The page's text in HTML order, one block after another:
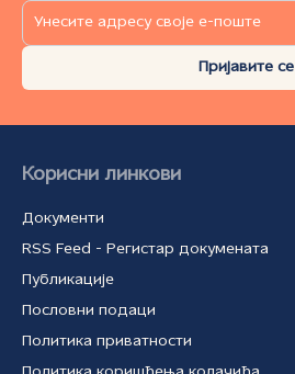
Пријавите се
Корисни линкови
Документи
RSS Feed - Регистар докумената
Публикације
Пословни подаци
Политика приватности